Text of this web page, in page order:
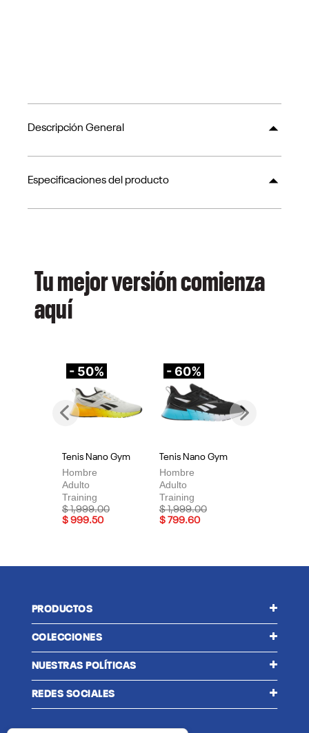
Descripción General
Especificaciones del producto
Tu mejor versión comienza
aquí
- 50%
Tenis Nano Gym
Hombre
Adulto
Training
Price reduced from
$ 1,999.00to
$ 999.50
- 60%
Tenis Nano Gym
Hombre
Adulto
Training
Price reduced from
$ 1,999.00to
$ 799.60
Previous
PRODUCTOS
COLECCIONES
NUESTRAS POLÍTICAS
REDES SOCIALES